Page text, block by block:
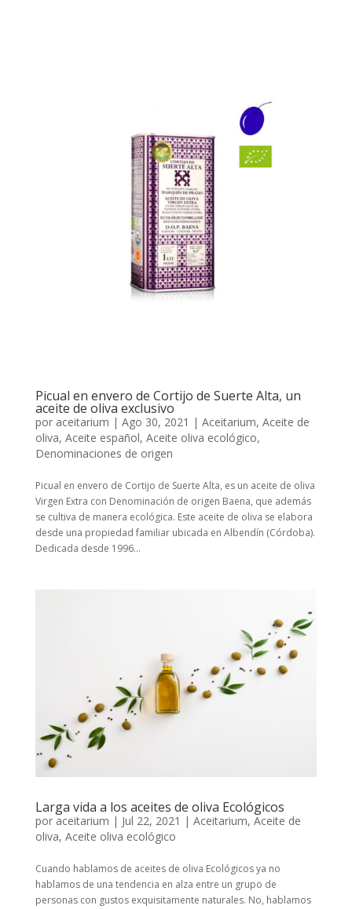
Picual en envero de Cortijo de Suerte Alta, un
aceite de oliva exclusivo
por aceitarium | Ago 30, 2021 | Aceitarium, Aceite de
oliva, Aceite español, Aceite oliva ecológico,
Denominaciones de origen
Picual en envero de Cortijo de Suerte Alta, es un aceite de oliva
Virgen Extra con Denominación de origen Baena, que además
se cultiva de manera ecológica. Este aceite de oliva se elabora
desde una propiedad familiar ubicada en Albendín (Córdoba).
Dedicada desde 1996...
Larga vida a los aceites de oliva Ecológicos
por aceitarium | Jul 22, 2021 | Aceitarium, Aceite de
oliva, Aceite oliva ecológico
Cuando hablamos de aceites de oliva Ecológicos ya no
hablamos de una tendencia en alza entre un grupo de
personas con gustos exquisitamente naturales. No, hablamos